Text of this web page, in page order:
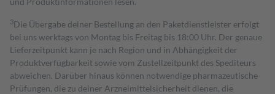
3Die Übergabe deiner Bestellung an den Paketdienstleister erfolgt
bei uns werktags von Montag bis Freitag bis 18:00 Uhr. Der genaue
Lieferzeitpunkt kann je nach Region und in Abhängigkeit der
Produktverfügbarkeit sowie vom Zustellzeitpunkt des Spediteurs
abweichen. Darüber hinaus können notwendige pharmazeutische
Prüfungen, die zu deiner Arzneimittelsicherheit dienen, die